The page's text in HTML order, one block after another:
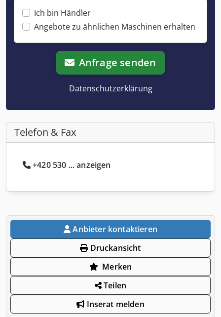
Ich bin Händler
Angebote zu ähnlichen Maschinen erhalten
Anfrage senden
Datenschutzerklärung
Telefon & Fax
+420 530 ... anzeigen
Anbieter kontaktieren
Druckansicht
Merken
Teilen
Inserat melden